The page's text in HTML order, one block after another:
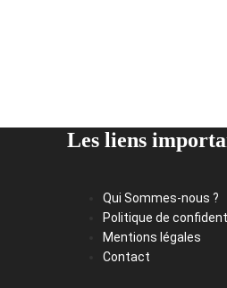
Les liens
Qui Sommes-nous ?
Politique de
Mentions légales
Contact